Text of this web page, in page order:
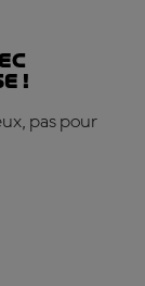
!
pas pour